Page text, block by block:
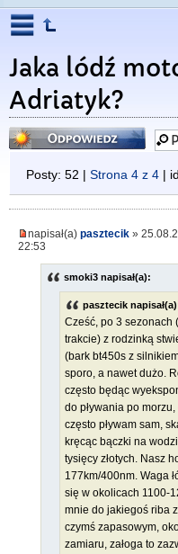
Jaka lódź
Adriatyk?
Odpowiedz
Posty: 52 | Strona 4 z 4 |
napisał(a) pasztecik »
22:53
smoki3 napisał(a):
pasztecik
Cześć, po 3 sezonach
trakcie) z rodzinką
(bark bt450s z
sporo, a nawet dużo.
często będąc
do pływania po
często pływam sam,
kręcąc bączki na
tysięcy złotych. Nasz
177km/400nm. Waga
się w okolicach 1100-
mnie do jakiegoś riba
czymś zapasowym,
zamiaru, załoga to